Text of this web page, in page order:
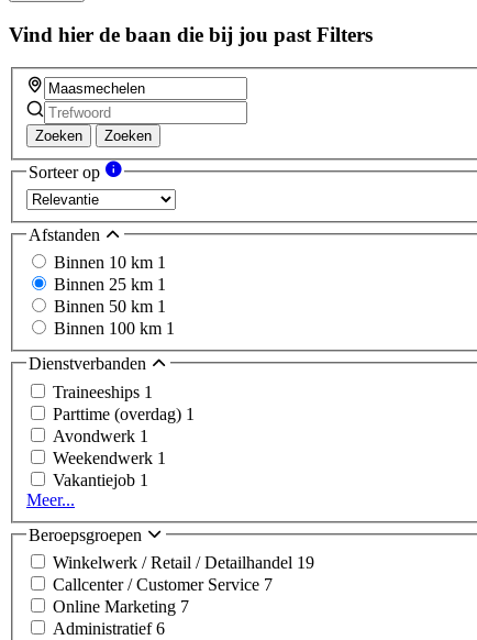
Vind hier de baan die bij jou past Filters
Zoeken Zoeken
Sorteer op
Afstanden
Binnen 10 km 1
Binnen 25 km 1
Binnen 50 km 1
Binnen 100 km 1
Dienstverbanden
Traineeships 1
Parttime (overdag) 1
Avondwerk 1
Weekendwerk 1
Vakantiejob 1
Meer...
Beroepsgroepen
Winkelwerk / Retail / Detailhandel 19
Callcenter / Customer Service 7
Online Marketing 7
Administratief6